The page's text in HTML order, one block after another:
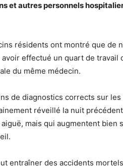
et autres personnels
résidents ont montré que de
effectué un quart de travail
du même médecin.
de diagnostics corrects sur
réveillé la nuit
mais qui augmentent bien
entraîner des accidents